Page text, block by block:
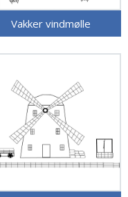
Vakker vindmølle